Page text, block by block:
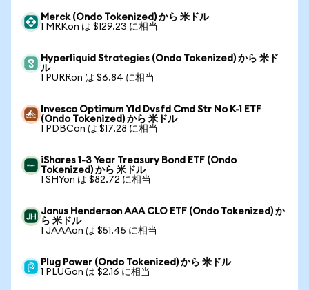
Merck (Ondo Tokenized) から 米ドル
1 MRKon は $129.23 に相当
Hyperliquid Strategies (Ondo Tokenized) から 米ド
ル
1 PURRon は $6.84 に相当
Invesco Optimum Yld Dvsfd Cmd Str No K-1 ETF
(Ondo Tokenized) から 米ドル
1 PDBCon は $17.28 に相当
iShares 1-3 Year Treasury Bond ETF (Ondo
Tokenized) から 米ドル
1 SHYon は $82.72 に相当
Janus Henderson AAA CLO ETF (Ondo Tokenized) か
ら 米ドル
1 JAAAon は $51.45 に相当
Plug Power (Ondo Tokenized) から 米ドル
1 PLUGon は $2.16 に相当